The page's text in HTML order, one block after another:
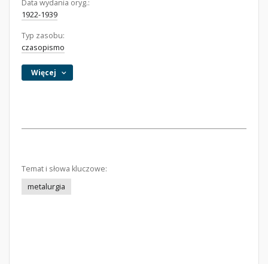
Data wydania oryg.:
1922-1939
Typ zasobu:
czasopismo
Więcej
Temat i słowa kluczowe:
metalurgia